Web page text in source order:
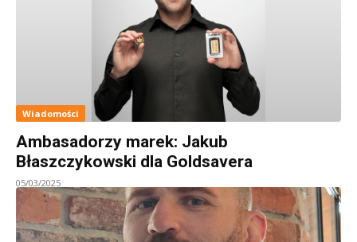
Wiadomości
Ambasadorzy marek: Jakub
Błaszczykowski dla Goldsavera
05/03/2025